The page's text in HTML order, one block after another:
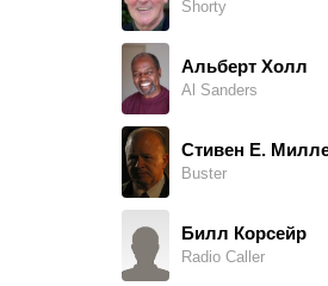
Shorty
Альберт Холл
Al Sanders
Стивен Е.
Buster
Билл Корсейр
Radio Caller